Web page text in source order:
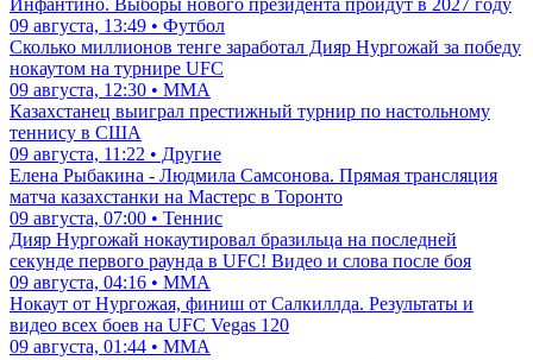
Инфантино. Выборы нового президента пройдут в 2027 году
09 августа, 13:49 • Футбол
Сколько миллионов тенге заработал Дияр Нургожай за победу
нокаутом на турнире UFC
09 августа, 12:30 • ММА
Казахстанец выиграл престижный турнир по настольному
теннису в США
09 августа, 11:22 • Другие
Елена Рыбакина - Людмила Самсонова. Прямая трансляция
матча казахстанки на Мастерс в Торонто
09 августа, 07:00 • Теннис
Дияр Нургожай нокаутировал бразильца на последней
секунде первого раунда в UFC! Видео и слова после боя
09 августа, 04:16 • ММА
Нокаут от Нургожая, финиш от Салкиллда. Результаты и
видео всех боев на UFC Vegas 120
09 августа, 01:44 • ММА